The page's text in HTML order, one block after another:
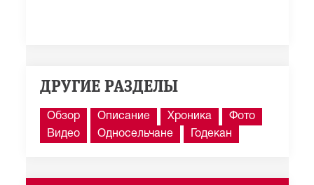
ДРУГИЕ РАЗДЕЛЫ
Обзор Описание Хроника
Фото
Видео
Односельчане Годекан